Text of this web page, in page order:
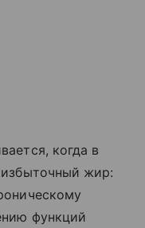
когда в
избыточный жир:
функций